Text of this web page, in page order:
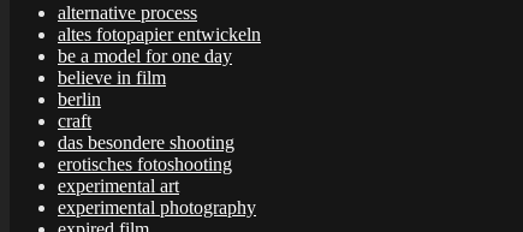
alternative process
altes fotopapier entwickeln
be a model for one day
believe in film
berlin
craft
das besondere shooting
erotisches fotoshooting
experimental art
experimental photography